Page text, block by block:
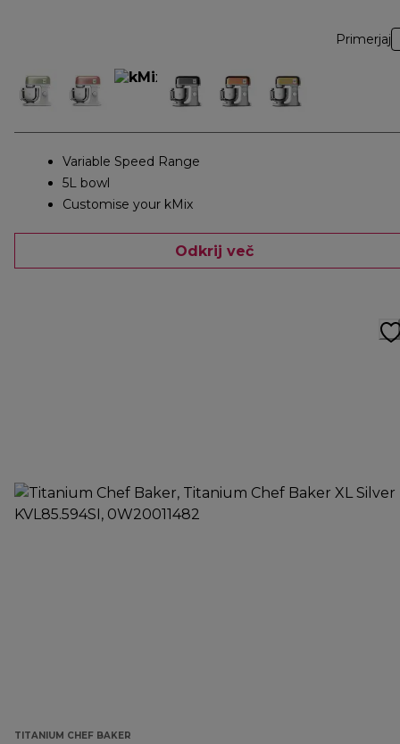
Primerjaj
Variable Speed Range
5L bowl
Customise your kMix
Odkrij več
TITANIUM CHEF BAKER